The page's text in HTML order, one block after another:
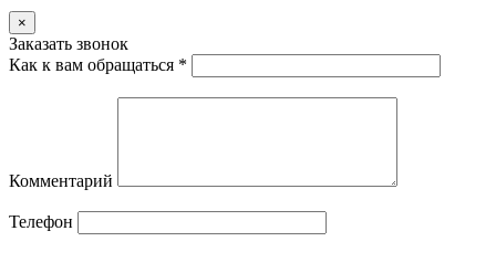
×
Заказать звонок
Как к вам обращаться *
Комментарий
Телефон